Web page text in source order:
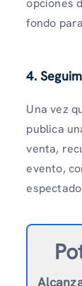
opciones
fondo
4.
Una vez
publica
venta,
evento,